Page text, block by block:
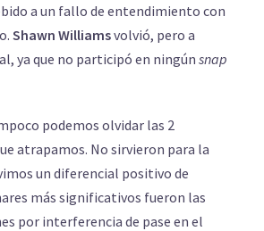
a un fallo de entendimiento con
Shawn Williamsvolvió, pero a
ya que no participó en ningún snap
podemos olvidar las 2
atrapamos. No sirvieron para la
un diferencial positivo de
más significativos fueron las
por interferencia de pase en el